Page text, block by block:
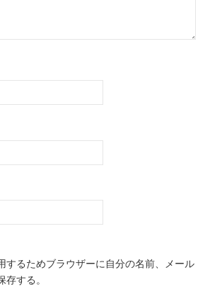
するためブラウザーに自分の名前、メール
存する。